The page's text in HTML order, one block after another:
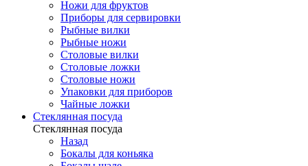
Ножи для фруктов
Приборы для сервировки
Рыбные вилки
Рыбные ножи
Столовые вилки
Столовые ложки
Столовые ножи
Упаковки для приборов
Чайные ложки
Стеклянная посуда
Стеклянная посуда
Назад
Бокалы для коньяка